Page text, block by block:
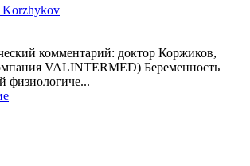
Korzhykov
комментарий: доктор Коржиков,
VALINTERMED) Беременность
физиологиче...